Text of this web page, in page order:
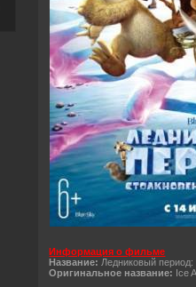
Информация о фильме
Название: Ледниковый
Оригинальное название: Ice